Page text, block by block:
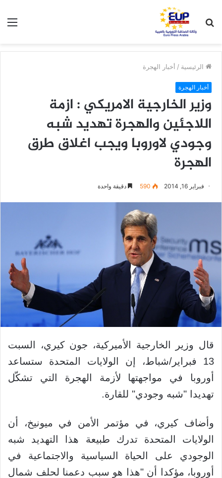
عن
الرئيسية / أخبار الهجرة
أخبار الهجرة
وزير الخارجية الامريكي : ازمة
اللاجئين والهجرة تهديد شبه
وجودي لاوروبا ويجب اغلاق طرق
الهجرة
فبراير 16, 2014 590 دقيقة واحدة
قال وزير الخارجية الأميركية، جون كيري، السبت
13 فبراير/شباط، إن الولايات المتحدة ستساعد
أوروبا في مواجهتها لأزمة الهجرة التي تشكّل
تهديدا "شبه وجودي" للقارة.
وأضاف كيري، في مؤتمر الأمن في ميونيخ، أن
الولايات المتحدة تدرك طبيعة هذا التهديد شبه
الوجودي على الحياة السياسية والاجتماعية في
أوروبا، مؤكدا أن "هذا هو سبب دعمنا لحلف شمال